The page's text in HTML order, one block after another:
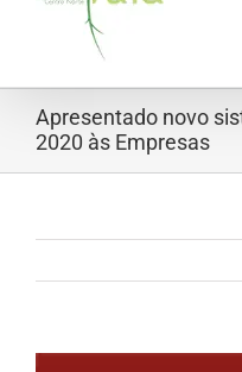
Apresentado novo
2020 às Empresas